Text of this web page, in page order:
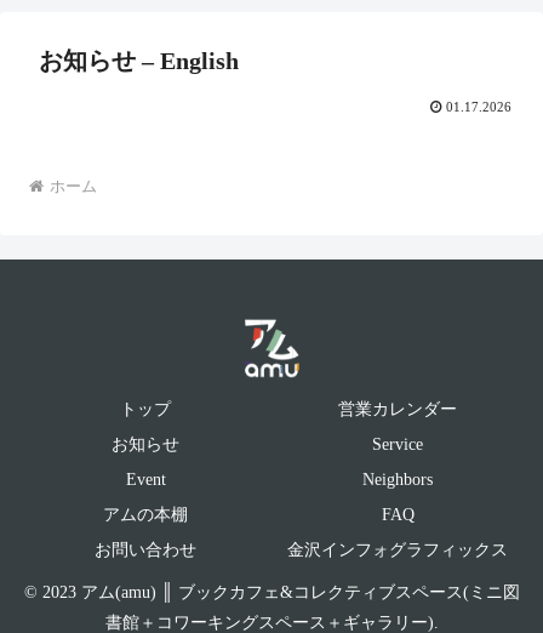
お知らせ – English
01.17.2026
ホーム
トップ
営業カレンダー
お知らせ
Service
Event
Neighbors
アムの本棚
FAQ
お問い合わせ
金沢インフォグラフィックス
© 2023 アム(amu) ║ ブックカフェ&コレクティブスペース(ミニ図
書館＋コワーキングスペース＋ギャラリー).